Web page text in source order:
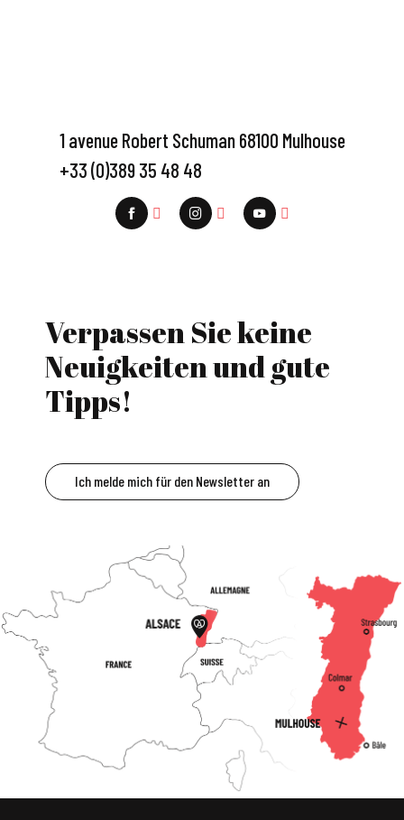
1 avenue Robert Schuman 68100 Mulhouse
+33 (0)389 35 48 48
Verpassen Sie keine
Neuigkeiten und gute
Tipps!
Ich melde mich für den Newsletter an